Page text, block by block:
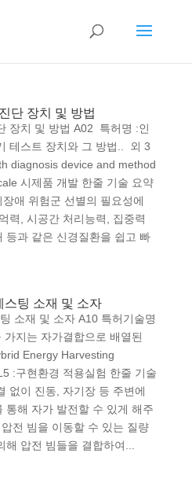
단 장치 및 방법
장치 및 방법 A02 특허명 :인
테스트 장치와 그 방법.. 외 3
device and method
시제품 개발 한줄 기술 요약
애 위험군 선별의 필요성에
력, 시공간 처리능력, 집중력
등과 같은 신경질환을 쉽고 빠
스팅 소재 및 소자
소재 및 소자 A10 특허기술명
지는 자가결합으로 배열된
Energy Harvesting
:구현환경 적용실험 한줄 기술
없이 진동, 자기장 등 주변에
통해 자가 발전할 수 있게 해주
전 빔을 이동할 수 있는 질량
압전 빔들을 결합하여...